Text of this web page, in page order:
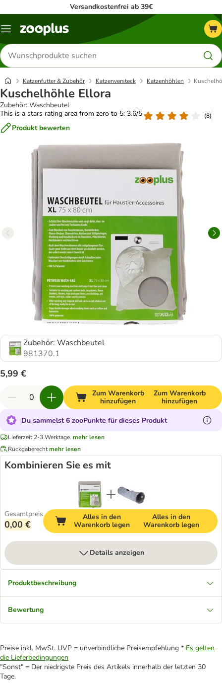
Versandkostenfrei ab 39€
Menü
Produkte
suchen
Katzenfutter & Zubehör Katzenversteck Katzenhöhlen
Kuschelhöhle Ellora
Zubehör: Waschbeutel
This is a stars rating area from zero to 5: 3.6/5
(8)
Produkt bewerten
Zubehör: Waschbeutel
981370.1
5,99 €
Zum Warenkorb
hinzufügen
Zum Warenkorb
hinzufügen
Du sammelst 6 zooPunkte für dieses Produkt
Lieferzeit 2-3 Werktage. mehr lesen
Rückgaberechtmehr lesen
Kombinieren Sie es mit
Gesamtpreis
0,00 €
Alles in den
Warenkorb legen
Alles in den
Warenkorb legen
Details anzeigen
Produktbeschreibung
Bewertung
Preise inkl. MwSt. UVP = unverbindliche Preisempfehlung * Es gelten
die Lieferbedingungen
"Sonst" = Der niedrigste Preis des Artikels innerhalb der letzten 30
Tage.